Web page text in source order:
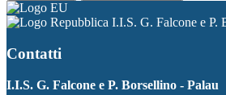
I.I.S. G. Falcone e P.
Contatti
I.I.S. G. Falcone e P. Borsellino - Palau